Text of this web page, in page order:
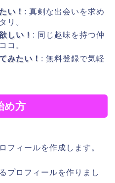
い！ : 真剣な出会いを求め
リ。
しい！ : 同じ趣味を持つ仲
コ。
みたい！ : 無料登録で気軽
め方
フィールを作成します。
プロフィールを作りまし